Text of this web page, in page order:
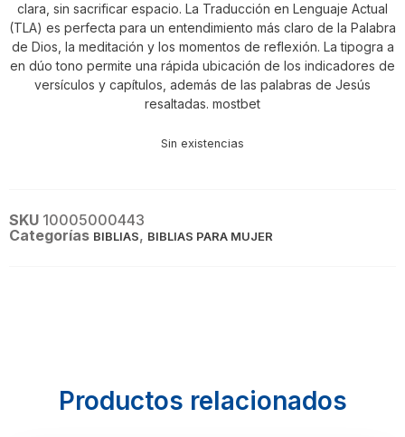
clara, sin sacrificar espacio. La Traducción en Lenguaje Actual
(TLA) es perfecta para un entendimiento más claro de la Palabra
de Dios, la meditación y los momentos de reflexión. La tipogra a
en dúo tono permite una rápida ubicación de los indicadores de
versículos y capítulos, además de las palabras de Jesús
resaltadas. mostbet
Sin existencias
SKU 10005000443
Categorías BIBLIAS, BIBLIAS PARA MUJER
Productos relacionados